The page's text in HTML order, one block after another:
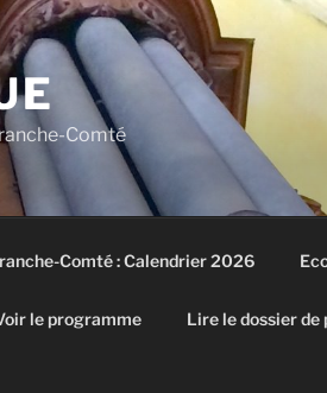
Comté
Comté : Calendrier 2026
le programme Lire le dossier de